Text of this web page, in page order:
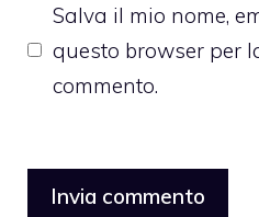
Salva il mio nome,
questo browser per
commento.